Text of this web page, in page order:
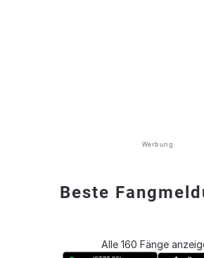
Werbung
Beste
Alle 160 Fänge